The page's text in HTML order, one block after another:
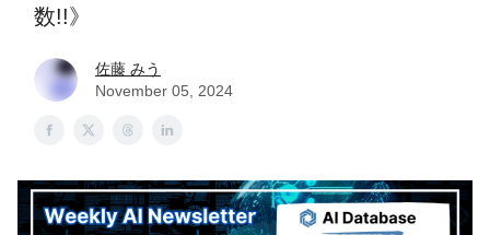
数!!》
佐藤 みう
November 05, 2024